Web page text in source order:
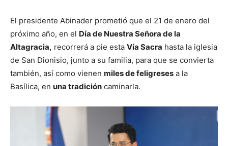
El presidente Abinader prometió que el 21 de enero del
próximo año, en el Día de Nuestra Señora de la
Altagracia, recorrerá a pie esta Vía Sacra hasta la iglesia
de San Dionisio, junto a su familia, para que se convierta
también, así como vienen miles de feligreses a la
Basílica, en una tradición caminarla.